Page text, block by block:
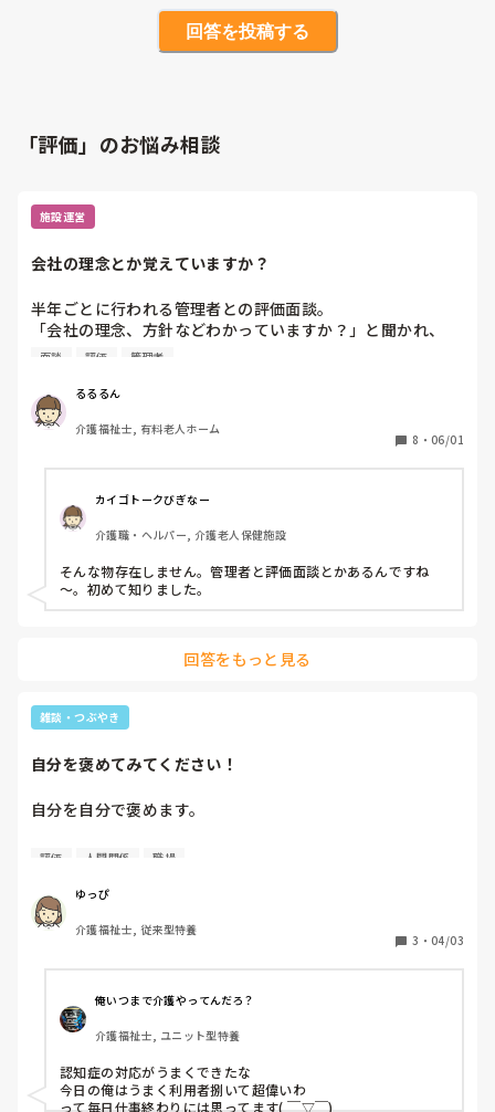
回答を投稿する
「評価」のお悩み相談
施設運営
会社の理念とか覚えていますか？
半年ごとに行われる管理者との評価面談。
「会社の理念、方針などわかっていますか？」と聞かれ、
「覚えていないですが、どこかに掲示されていたりします
した紙に書いてあります。覚えていないということは、理念
や方針に従って仕事をしていないということなのでこういう
評価にしました」と低い評価でした。
大体、どこも同じような理念だと思うのですが、みなさん、
覚えていますか？
面談 評価 管理者
るるるん
介護福祉士, 有料老人ホーム
8 ・ 06/01
カイゴトークびぎなー
介護職・ヘルパー, 介護老人保健施設
そんな物存在しません。管理者と評価面談とかあるんですね
～。初めて知りました。
回答をもっと見る
雑談・つぶやき
自分を褒めてみてください！
自分を自分で褒めます。
もちろん、誰かに褒めてもらえるのは嬉しいです。
でも、他人の評価だけじゃなくて、自分で自分を認めてあげ
るのも良いと思うんです。
あ、いま酷い言葉言われちゃったけど
カッとなったけど。抑えて対処できたな。
不穏な利用者さん、私の言葉で落ち着いたな
いま、優しい言葉かけ笑顔で対応できたな。
評価 人間関係 職場
ゆっぴ
介護福祉士, 従来型特養
3 ・ 04/03
俺いつまで介護やってんだろ？
介護福祉士, ユニット型特養
認知症の対応がうまくできたな
今日の俺はうまく利用者捌いて超偉いわ
って毎日仕事終わりには思ってます( ￣▽￣)